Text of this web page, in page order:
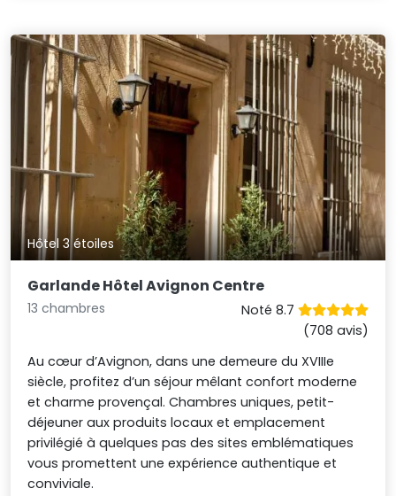
Hôtel 3 étoiles
Garlande Hôtel Avignon Centre
13 chambres
Noté 8.7
(708 avis)
Au cœur d’Avignon, dans une demeure du XVIIIe
siècle, profitez d’un séjour mêlant confort moderne
et charme provençal. Chambres uniques, petit-
déjeuner aux produits locaux et emplacement
privilégié à quelques pas des sites emblématiques
vous promettent une expérience authentique et
conviviale.